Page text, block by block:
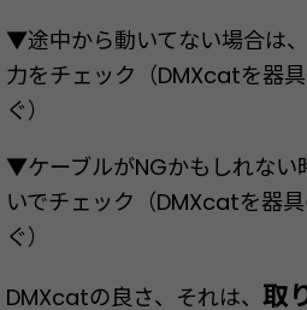
▼途中から動いてない場合は
力をチェック（DMXcatを器
ぐ）
▼ケーブルがNGかもしれない
いでチェック（DMXcatを器
ぐ）
DMXcatの良さ、それは、 取